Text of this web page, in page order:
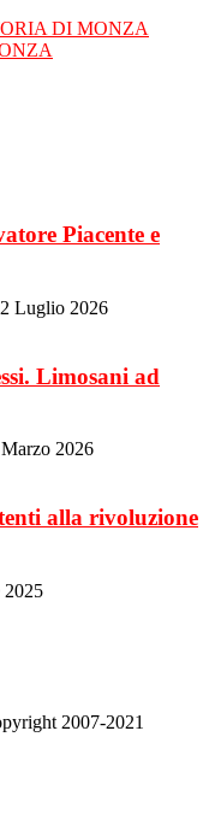
DI MONZA
Piacente e
Luglio 2026
Limosani ad
2026
alla rivoluzione
2025
2007-2021